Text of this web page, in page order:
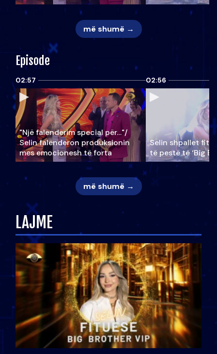
më shumë →
Episode
02:57
"Një falenderim special për…"/
Selin falënderon produksionin
mes emocionesh të forta
02:56
Selin shpallet
të pestë të ‘Big
më shumë →
LAJME